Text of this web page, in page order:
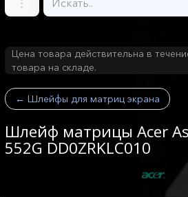
Цена товара действительна в
товара на складе.
← Шлейфы для матриц экрана
Шлейф матрицы Acer
552G DD0ZRKLC010